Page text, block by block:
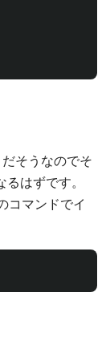
だそうなのでそ
はずです。
コマンドでイ